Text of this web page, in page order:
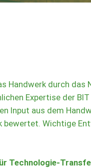
durch das
Expertise der
Input aus dem
Wichtige
Technologie-